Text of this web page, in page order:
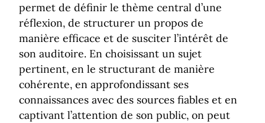
permet de définir le thème central d’une
réflexion, de structurer un propos de
manière efficace et de susciter l’intérêt de
son auditoire. En choisissant un sujet
pertinent, en le structurant de manière
cohérente, en approfondissant ses
connaissances avec des sources fiables et en
captivant l’attention de son public, on peut